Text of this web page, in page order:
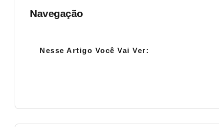
Navegação
Nesse Artigo Você Vai Ver: